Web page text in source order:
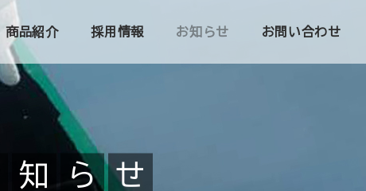
商品紹介 採用情報 お知らせ お問い合わせ
知 ら せ